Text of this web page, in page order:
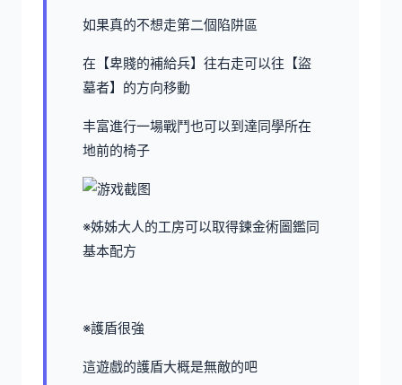
如果真的不想走第二個陷阱區
在【卑賤的補給兵】往右走可以往【盜
墓者】的方向移動
丰富進行一場戰鬥也可以到達同學所在
地前的椅子
※姊姊大人的工房可以取得鍊金術圖鑑同
基本配方
※護盾很強
這遊戲的護盾大概是無敵的吧